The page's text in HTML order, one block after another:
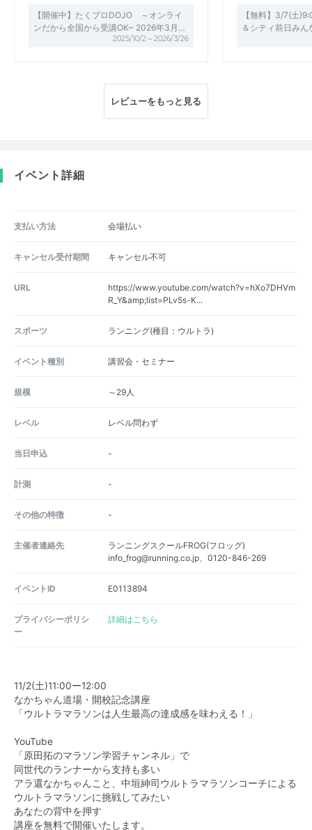
【開催中】たくプロDOJO ～オンライ
ンだから全国から受講OK~ 2026年3月…
2025/10/2～2026/3/26
【無料】3/7(土
＆シティ前日み
レビューをもっと見る
イベント詳細
支払い方法 会場払い
キャンセル受付期間 キャンセル不可
URL
https://www.youtube.com/watch?v=hXo7DHVm
R_Y&amp;list=PLv5s-K...
スポーツ ランニング(種目：ウルトラ)
イベント種別 講習会・セミナー
規模 ～29人
レベル レベル問わず
当日申込 -
計測 -
その他の特徴 -
主催者連絡先
ランニングスクールFROG(フロッグ)
info_frog@running.co.jp、0120-846-269
イベントID E0113894
プライバシーポリシ
ー
詳細はこちら
11/2(土)11:00ー12:00
なかちゃん道場・開校記念講座
「ウルトラマラソンは人生最高の達成感を味わえる！」
YouTube
「原田拓のマラソン学習チャンネル」で
同世代のランナーから支持も多い
アラ還なかちゃんこと、中垣紳司ウルトラマラソンコーチによる
ウルトラマラソンに挑戦してみたい
あなたの背中を押す
講座を無料で開催いたします。